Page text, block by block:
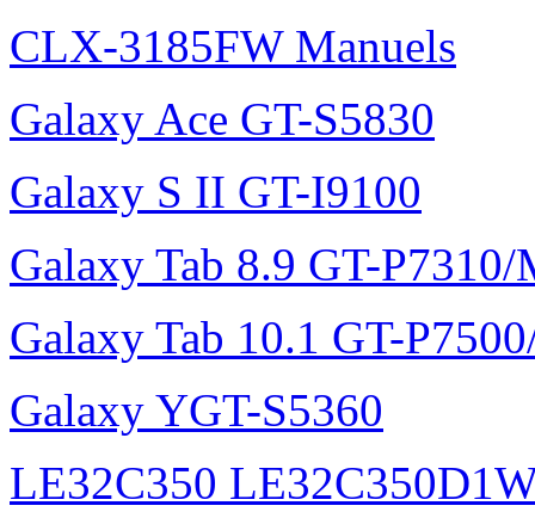
CLX-3185FW Manuels
Galaxy Ace GT-S5830
Galaxy S II GT-I9100
Galaxy Tab 8.9 GT-P7310/
Galaxy Tab 10.1 GT-
Galaxy YGT-S5360
LE32C350